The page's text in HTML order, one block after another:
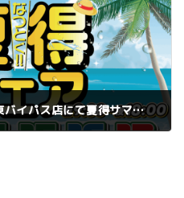
【お盆期間はフェア開催】東バイパス店にて夏得サマーフェア！